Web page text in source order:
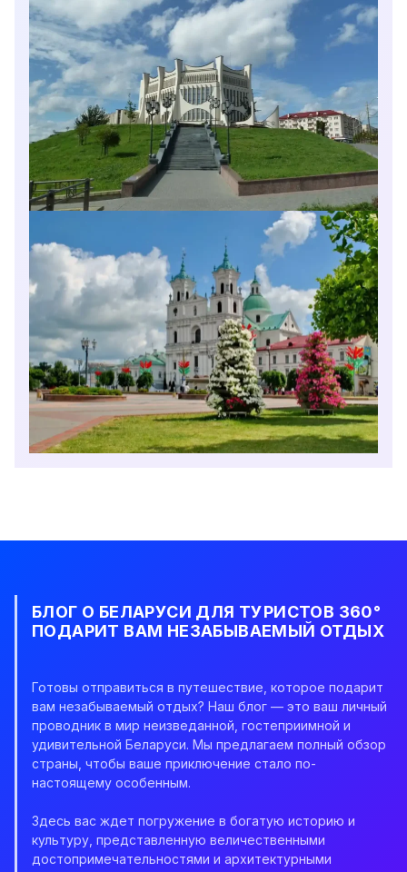
БЛОГ О БЕЛАРУСИ ДЛЯ ТУРИСТОВ 360°
ПОДАРИТ ВАМ НЕЗАБЫВАЕМЫЙ ОТДЫХ
Готовы отправиться в путешествие, которое подарит
вам незабываемый отдых? Наш блог — это ваш личный
проводник в мир неизведанной, гостеприимной и
удивительной Беларуси. Мы предлагаем полный обзор
страны, чтобы ваше приключение стало по-
настоящему особенным.
Здесь вас ждет погружение в богатую историю и
культуру, представленную величественными
достопримечательностями и архитектурными